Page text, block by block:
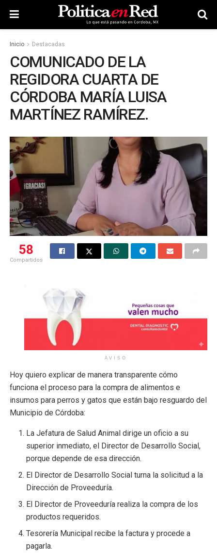
Inicio Destacadas
COMUNICADO DE LA
REGIDORA CUARTA DE
CÓRDOBA MARÍA LUISA
MARTÍNEZ RAMÍREZ.
58
Compartidos
AVISO
Hoy quiero explicar de manera transparente cómo
funciona el proceso para la compra de alimentos e
insumos para perros y gatos que están bajo resguardo del
Municipio de Córdoba:
La Jefatura de Salud Animal dirige un oficio a su
superior inmediato, el Director de Desarrollo Social,
porque depende de esa dirección.
El Director de Desarrollo Social turna la solicitud a la
Dirección de Proveeduría.
El Director de Proveeduría realiza la compra de los
productos requeridos.
Tesorería Municipal recibe la factura y procede a
pagarla.